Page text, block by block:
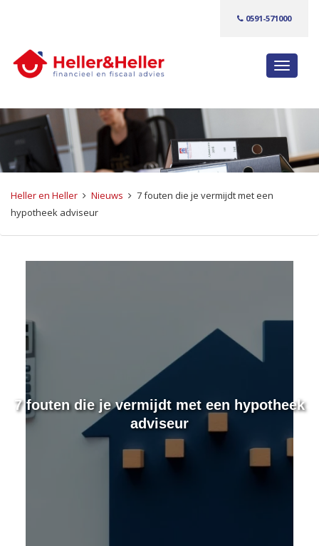
0591-571000
S
k
e
l
i
e
Heller en Heller Nieuws
7 fouten die je vermijdt met een
hypotheek adviseur
7 fouten die je vermijdt met een hypotheek
adviseur